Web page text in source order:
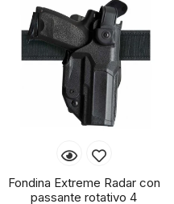
Fondina Extreme Radar con
passante rotativo 4